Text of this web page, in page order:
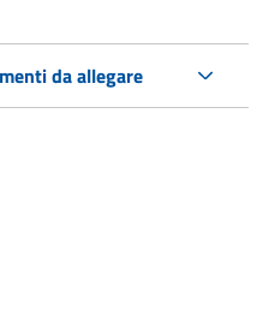
da allegare